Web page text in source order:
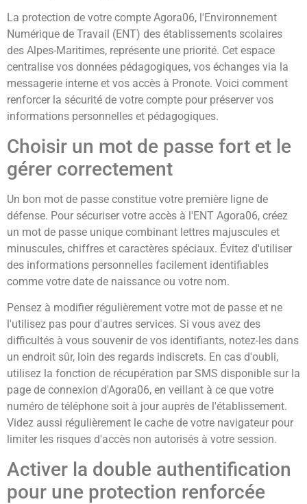
La protection de votre compte Agora06, l'Environnement
Numérique de Travail (ENT) des établissements scolaires
des Alpes-Maritimes, représente une priorité. Cet espace
centralise vos données pédagogiques, vos échanges via la
messagerie interne et vos accès à Pronote. Voici comment
renforcer la sécurité de votre compte pour préserver vos
informations personnelles et pédagogiques.
Choisir un mot de passe fort et le
gérer correctement
Un bon mot de passe constitue votre première ligne de
défense. Pour sécuriser votre accès à l'ENT Agora06, créez
un mot de passe unique combinant lettres majuscules et
minuscules, chiffres et caractères spéciaux. Évitez d'utiliser
des informations personnelles facilement identifiables
comme votre date de naissance ou votre nom.
Pensez à modifier régulièrement votre mot de passe et ne
l'utilisez pas pour d'autres services. Si vous avez des
difficultés à vous souvenir de vos identifiants, notez-les dans
un endroit sûr, loin des regards indiscrets. En cas d'oubli,
utilisez la fonction de récupération par SMS disponible sur la
page de connexion d'Agora06, en veillant à ce que votre
numéro de téléphone soit à jour auprès de l'établissement.
Videz aussi régulièrement le cache de votre navigateur pour
limiter les risques d'accès non autorisés à votre session.
Activer la double authentification
pour une protection renforcée